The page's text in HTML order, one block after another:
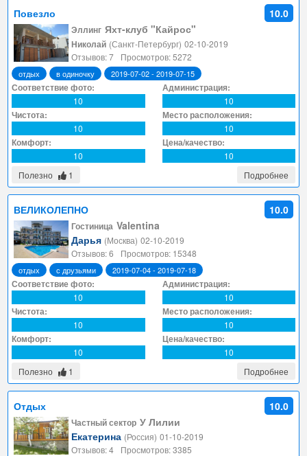
Повезло 10.0
Эллинг Яхт-клуб "Кайрос"
Николай (Санкт-Петербург) 02-10-2019
Отзывов: 7
Просмотров: 5272
отдых в одиночку 2019-07-02 - 2019-07-15
Соответствие фото:
10
Администрация:
10
Чистота:
10
Место расположения:
10
Комфорт:
10
Цена/качество:
10
Полезно
1 Подробнее
ВЕЛИКОЛЕПНО 10.0
Гостиница Valentina
Дарья (Москва) 02-10-2019
Отзывов: 6
Просмотров: 15348
отдых с друзьями 2019-07-04 - 2019-07-18
Соответствие фото:
10
Администрация:
10
Чистота:
10
Место расположения:
10
Комфорт:
10
Цена/качество:
10
Полезно
1 Подробнее
Отдых 10.0
Частный сектор У Лилии
Екатерина (Россия) 01-10-2019
Отзывов: 4
Просмотров: 3385